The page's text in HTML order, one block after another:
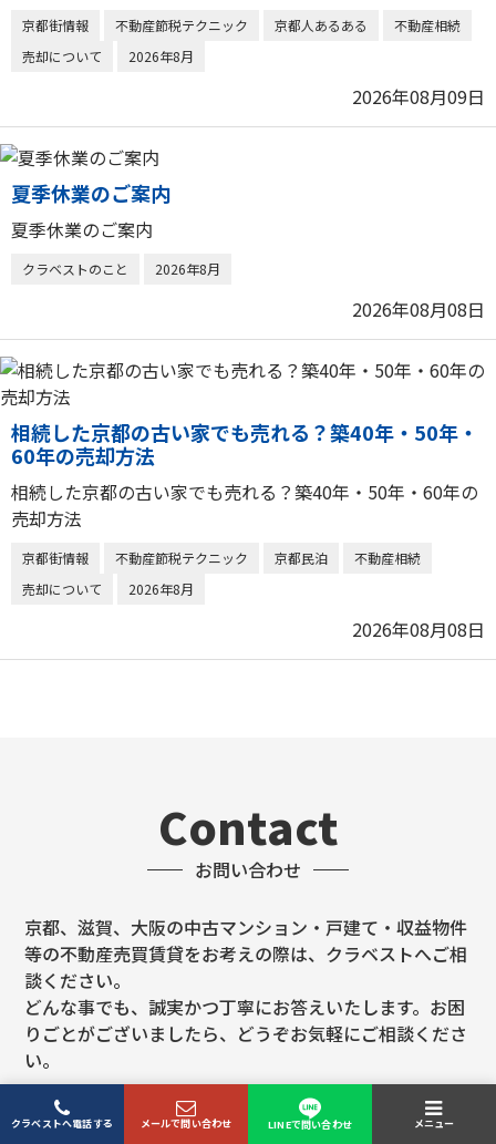
クラベストへ電話する メールで問い合わせ LINEで問い合わせ メニュー
京都街情報 不動産節税テクニック 京都人あるある
不動産相続
売却について
2026年8月
2026年08月09日
夏季休業のご案内
夏季休業のご案内
クラベストのこと 2026年8月
2026年08月08日
相続した京都の古い家でも売れる？築40年・50年・
60年の売却方法
相続した京都の古い家でも売れる？築40年・50年・60年の
売却方法
京都街情報 不動産節税テクニック 京都民泊
不動産相続
売却について
2026年8月
2026年08月08日
Contact
お問い合わせ
京都、滋賀、大阪の中古マンション・戸建て・収益物件
等の不動産売買賃貸をお考えの際は、クラベストへご相
談ください。
どんな事でも、誠実かつ丁寧にお答えいたします。お困
りごとがございましたら、どうぞお気軽にご相談くださ
い。